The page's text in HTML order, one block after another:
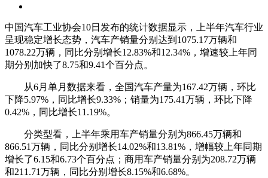
中国汽车工业协会10日发布的统计数据显示，上半年汽车行业
呈现稳定增长态势，汽车产销量分别达到1075.17万辆和
1078.22万辆，同比分别增长12.83%和12.34%，增速较上年同
期分别加快了8.75和9.41个百分点。
从6月单月数据来看，全国汽车产量为167.42万辆，环比
下降5.97%，同比增长9.33%；销量为175.41万辆，环比下降
0.42%，同比增长11.19%。
分类型看，上半年乘用车产销量分别为866.45万辆和
866.51万辆，同比分别增长14.02%和13.81%，增幅较上年同期
增长了6.15和6.73个百分点；商用车产销量分别为208.72万辆
和211.71万辆，同比分别增长8.15%和6.68%。